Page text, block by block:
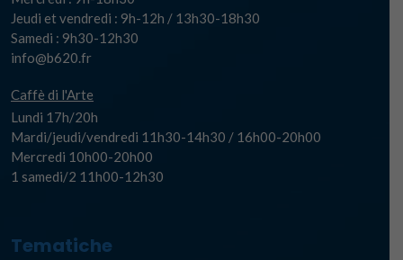
Jeudi et vendredi : 9h-12h / 13h30-18h30
Samedi : 9h30-12h30
info@b620.fr
Caffè di l'Arte
Lundi 17h/20h
Mardi/jeudi/vendredi 11h30-14h30 / 16h00-20h00
Mercredi 10h00-20h00
1 samedi/2 11h00-12h30
Tematiche